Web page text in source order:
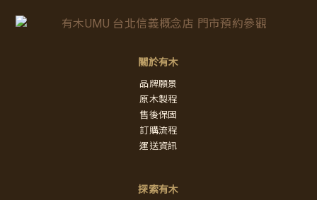
關於有木
品牌願景
原木製程
售後保固
訂購流程
運送資訊
探索有木